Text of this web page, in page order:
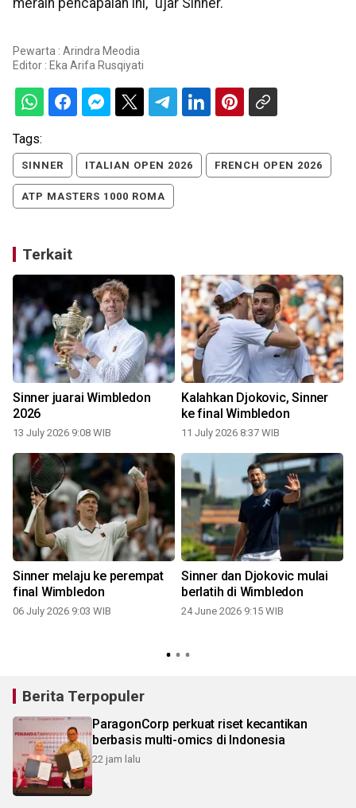
Pewarta : Arindra Meodia
Editor : Eka Arifa Rusqiyati
Tags:
SINNER ITALIAN OPEN 2026 FRENCH OPEN 2026
ATP MASTERS 1000 ROMA
Terkait
Sinner juarai Wimbledon
2026
13 July 2026 9:08 WIB
Kalahkan Djokovic, Sinner
ke final Wimbledon
11 July 2026 8:37 WIB
Sinner melaju ke perempat
final Wimbledon
06 July 2026 9:03 WIB
Sinner dan Djokovic mulai
berlatih di Wimbledon
24 June 2026 9:15 WIB
Berita Terpopuler
ParagonCorp perkuat riset kecantikan
berbasis multi-omics di Indonesia
22 jam lalu